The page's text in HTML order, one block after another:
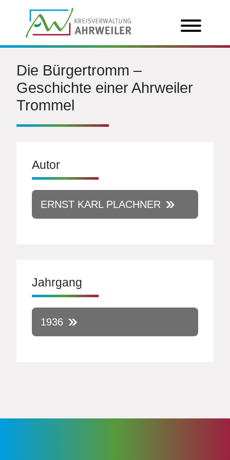
Die Bürgertromm –
Geschichte einer Ahrweiler
Trommel
Autor
ERNST KARL PLACHNER
Jahrgang
1936